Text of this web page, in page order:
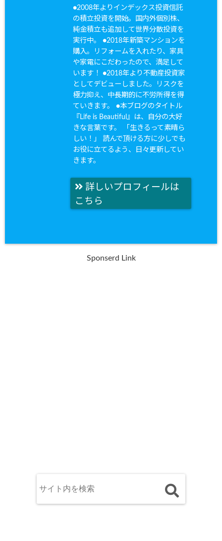
●2008年よりインデックス投資信託
の積立投資を開始。国内外個別株、
純金積立も追加して世界分散投資を
実行中。 ●2018年新築マンションを
購入。リフォームを入れたり、家具
や家電にこだわったので、満足して
います！ ●2018年より不動産投資家
としてデビューしました。リスクを
極力抑え、中長期的に不労所得を得
ていきます。 ●本ブログのタイトル
『Life is Beautiful』は、自分の大好
きな言葉です。 「生きるって素晴ら
しい！」 読んで頂ける方に少しでも
お役に立てるよう、日々更新してい
きます。
詳しいプロフィールは
こちら
Sponserd Link